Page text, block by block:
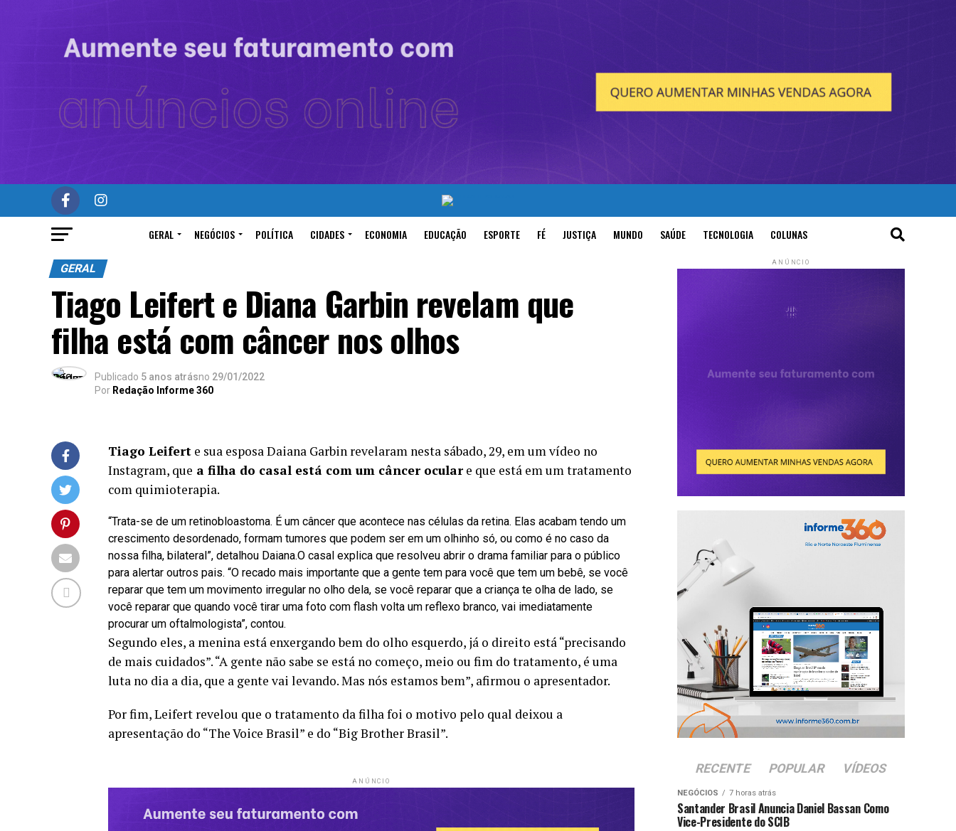
GERAL NEGÓCIOS POLÍTICA CIDADES ECONOMIA EDUCAÇÃO ESPORTE FÉ JUSTIÇA MUNDO SAÚDE TECNOLOGIA COLUNAS
GERAL
Tiago Leifert e Diana Garbin revelam que
filha está com câncer nos olhos
Publicado 5 anos atrásno 29/01/2022
Por Redação Informe 360
Tiago Leifert e sua esposa Daiana Garbin revelaram nesta sábado, 29, em um vídeo no
Instagram, que a filha do casal está com um câncer oculare que está em um tratamento
com quimioterapia.
“Trata-se de um retinobloastoma. É um câncer que acontece nas células da retina. Elas acabam tendo um
crescimento desordenado, formam tumores que podem ser em um olhinho só, ou como é no caso da
nossa filha, bilateral”, detalhou Daiana.O casal explica que resolveu abrir o drama familiar para o público
para alertar outros pais. “O recado mais importante que a gente tem para você que tem um bebê, se você
reparar que tem um movimento irregular no olho dela, se você reparar que a criança te olha de lado, se
você reparar que quando você tirar uma foto com flash volta um reflexo branco, vai imediatamente
procurar um oftalmologista”, contou.
Segundo eles, a menina está enxergando bem do olho esquerdo, já o direito está “precisando
de mais cuidados”. “A gente não sabe se está no começo, meio ou fim do tratamento, é uma
luta no dia a dia, que a gente vai levando. Mas nós estamos bem”, afirmou o apresentador.
Por fim, Leifert revelou que o tratamento da filha foi o motivo pelo qual deixou a
apresentação do “The Voice Brasil” e do “Big Brother Brasil”.
ANÚNCIO
ANÚNCIO
RECENTE POPULAR VÍDEOS
NEGÓCIOS 7 horas atrás
Santander Brasil Anuncia Daniel Bassan Como
Vice-Presidente do SCIB